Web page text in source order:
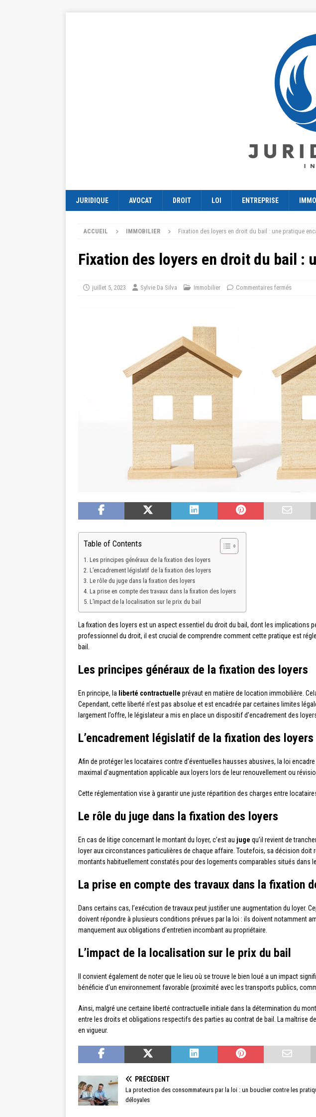
JURIDIQUE AVOCAT DROIT LOI ENTREPRISE
ACCUEIL IMMOBILIER Fixation des loyers en droit du bail : une pratique
Fixation des loyers en droit du bail :
juillet 5, 2023 Sylvie Da Silva Immobilier Commentaires fermés
Table of Contents
Les principes généraux de la fixation des loyers
L’encadrement législatif de la fixation des loyers
Le rôle du juge dans la fixation des loyers
La prise en compte des travaux dans la fixation des loyers
L’impact de la localisation sur le prix du bail
La fixation des loyers est un aspect essentiel du droit du bail, dont les implications
professionnel du droit, il est crucial de comprendre comment cette pratique est
bail.
Les principes généraux de la fixation des loyers
En principe, la liberté contractuelle prévaut en matière de location immobilière.
Cependant, cette liberté n’est pas absolue et est encadrée par certaines limites
largement l’offre, le législateur a mis en place un dispositif d’encadrement des
L’encadrement législatif de la fixation des loyers
Afin de protéger les locataires contre d’éventuelles hausses abusives, la loi
maximal d’augmentation applicable aux loyers lors de leur renouvellement ou
Cette réglementation vise à garantir une juste répartition des charges entre
Le rôle du juge dans la fixation des loyers
En cas de litige concernant le montant du loyer, c’est au juge qu’il revient de
loyer aux circonstances particulières de chaque affaire. Toutefois, sa décision
montants habituellement constatés pour des logements comparables situés dans
La prise en compte des travaux dans la fixation
Dans certains cas, l’exécution de travaux peut justifier une augmentation du loyer.
doivent répondre à plusieurs conditions prévues par la loi : ils doivent notamment
manquement aux obligations d’entretien incombant au propriétaire.
L’impact de la localisation sur le prix du bail
Il convient également de noter que le lieu où se trouve le bien loué a un impact
bénéficie d’un environnement favorable (proximité avec les transports publics,
Ainsi, malgré une certaine liberté contractuelle initiale dans la détermination du
entre les droits et obligations respectifs des parties au contrat de bail. La maîtrise
en vigueur.
PRÉCÉDENT
La protection des consommateurs par la loi : un bouclier contre les
déloyales